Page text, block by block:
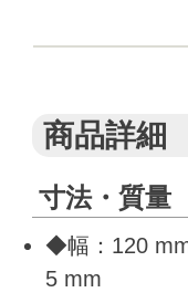
商品詳細
寸法・質量
◆幅：120
5 mm